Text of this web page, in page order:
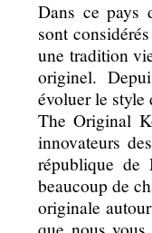
Dans ce pays
sont
une tradition
originel.
évoluer le style
The Original
innovateurs
république de
beaucoup de
originale
que nous vous